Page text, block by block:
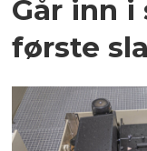
Går inn
første